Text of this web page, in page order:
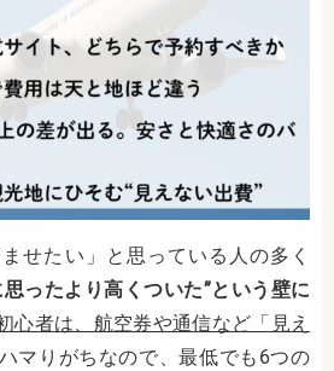
せたい」と思っている人の多く
ったより高くついた”という壁に
心者は、航空券や通信など「見え
マりがちなので、最低でも6つの